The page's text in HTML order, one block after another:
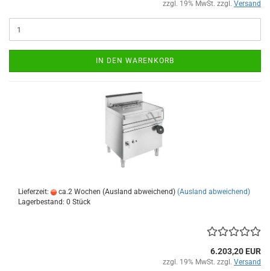
zzgl. 19% MwSt. zzgl. Versand
IN DEN WARENKORB
Lieferzeit: ca.2 Wochen (Ausland abweichend) (Ausland abweichend)
Lagerbestand: 0 Stück
6.203,20 EUR
zzgl. 19% MwSt. zzgl. Versand